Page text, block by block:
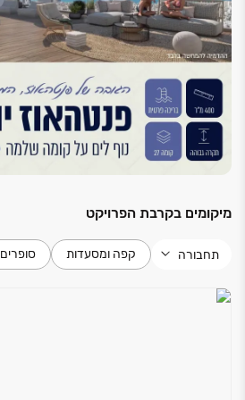
דירה
דלתות פנים של "פנדור"
ריצוף גרניט פורצלן במרפסת 33X33 ס"מ
מערכת מיזוג אוויר מרכזית
הכנה לרשתות בחלונות
חדרי שירותים ואמבטיה
מיקומים בקרבת הפרויקט
תחבורה קפה ומסעדות סופרים